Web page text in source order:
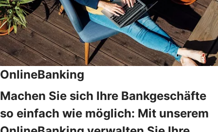
OnlineBanking
Machen Sie sich Ihre Bankgeschäfte
so einfach wie möglich: Mit unserem